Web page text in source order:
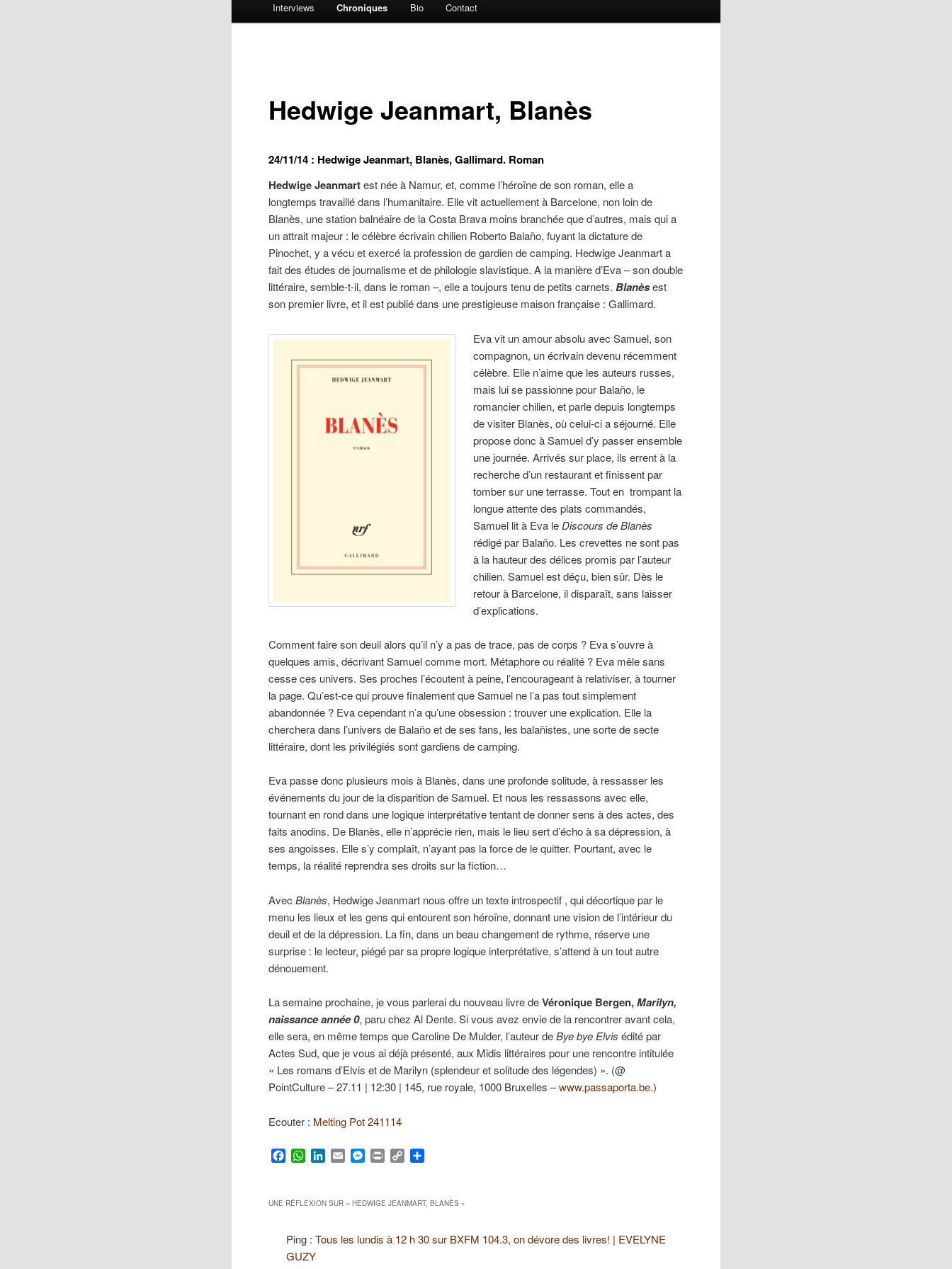
Interviews Chroniques Bio Contact
Hedwige Jeanmart, Blanès
24/11/14 : Hedwige Jeanmart, Blanès, Gallimard. Roman
Hedwige Jeanmartest née à Namur, et, comme l’héroïne de son roman, elle a
longtemps travaillé dans l’humanitaire. Elle vit actuellement à Barcelone, non loin de
Blanès, une station balnéaire de la Costa Brava moins branchée que d’autres, mais qui a
un attrait majeur : le célèbre écrivain chilien Roberto Balaño, fuyant la dictature de
Pinochet, y a vécu et exercé la profession de gardien de camping. Hedwige Jeanmart a
fait des études de journalisme et de philologie slavistique. A la manière d’Eva – son double
littéraire, semble-t-il, dans le roman –, elle a toujours tenu de petits carnets.Blanèsest
son premier livre, et il est publié dans une prestigieuse maison française : Gallimard.
Eva vit un amour absolu avec Samuel, son
compagnon, un écrivain devenu récemment
célèbre. Elle n’aime que les auteurs russes,
mais lui se passionne pour Balaño, le
romancier chilien, et parle depuis longtemps
de visiter Blanès, où celui-ci a séjourné. Elle
propose donc à Samuel d’y passer ensemble
une journée. Arrivés sur place, ils errent à la
recherche d’un restaurant et finissent par
tomber sur une terrasse. Tout en trompant la
longue attente des plats commandés,
Samuel lit à Eva le Discours de Blanès
rédigé par Balaño. Les crevettes ne sont pas
à la hauteur des délices promis par l’auteur
chilien. Samuel est déçu, bien sûr. Dès le
retour à Barcelone, il disparaît, sans laisser
d’explications.
Comment faire son deuil alors qu’il n’y a pas de trace, pas de corps ? Eva s’ouvre à
quelques amis, décrivant Samuel comme mort. Métaphore ou réalité ? Eva mêle sans
cesse ces univers. Ses proches l’écoutent à peine, l’encourageant à relativiser, à tourner
la page. Qu’est-ce qui prouve finalement que Samuel ne l’a pas tout simplement
abandonnée ? Eva cependant n’a qu’une obsession : trouver une explication. Elle la
cherchera dans l’univers de Balaño et de ses fans, les balañistes, une sorte de secte
littéraire, dont les privilégiés sont gardiens de camping.
Eva passe donc plusieurs mois à Blanès, dans une profonde solitude, à ressasser les
événements du jour de la disparition de Samuel. Et nous les ressassons avec elle,
tournant en rond dans une logique interprétative tentant de donner sens à des actes, des
faits anodins. De Blanès, elle n’apprécie rien, mais le lieu sert d’écho à sa dépression, à
ses angoisses. Elle s’y complaît, n’ayant pas la force de le quitter. Pourtant, avec le
temps, la réalité reprendra ses droits sur la fiction…
AvecBlanès, Hedwige Jeanmart nous offre un texte introspectif , qui décortique par le
menu les lieux et les gens qui entourent son héroïne, donnant une vision de l’intérieur du
deuil et de la dépression. La fin, dans un beau changement de rythme, réserve une
surprise : le lecteur, piégé par sa propre logique interprétative, s’attend à un tout autre
dénouement.
La semaine prochaine, je vous parlerai du nouveau livre deVéronique Bergen, Marilyn,
naissance année 0, paru chez Al Dente. Si vous avez envie de la rencontrer avant cela,
elle sera, en même temps que Caroline De Mulder, l’auteur deBye bye Elvis édité par
Actes Sud, que je vous ai déjà présenté, aux Midis littéraires pour une rencontre intitulée
« Les romans d’Elvis et de Marilyn (splendeur et solitude des légendes) ». (@
PointCulture – 27.11 | 12:30 | 145, rue royale, 1000 Bruxelles –www.passaporta.be.)
Ecouter : Melting Pot 241114
Facebook
WhatsApp
LinkedIn
EmailMessenger
Print Copy
UNE RÉFLEXION SUR «HEDWIGE JEANMART, BLANÈS »
Ping : Tous les lundis à 12 h 30 sur BXFM 104.3, on dévore des livres! | EVELYNE
GUZY